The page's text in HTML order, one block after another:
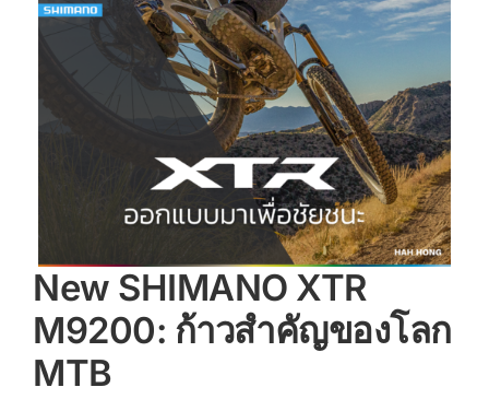
New SHIMANO XTR
M9200: ก้าวสำคัญของโลก
MTB